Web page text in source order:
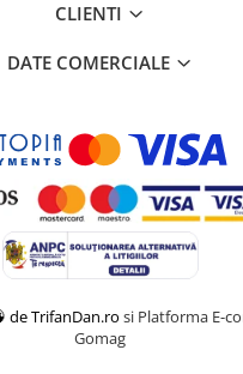
CLIENTI
DATE COMERCIALE
de TrifanDan.ro si Platforma E-
Gomag